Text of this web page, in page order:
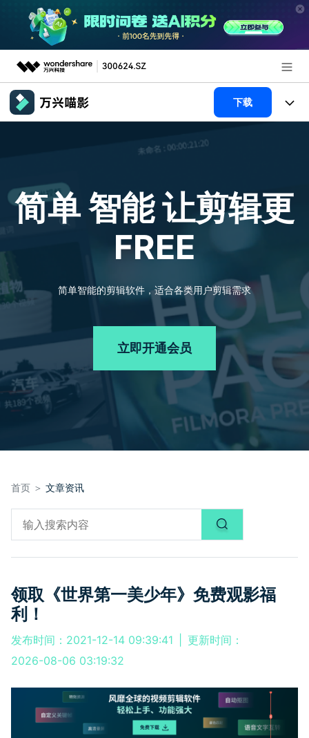
推荐产品
关于万兴
客服热线：4000-300624
下载
产品功能
视频/照片
AI 绘画
AI 视频续写
声音
文本
解决方案
专业创作人群
文章资讯
帮助中心
产品信息
立即购买
简单 智能让剪辑更
FREE
简单智能的剪辑软件，适合各类用户剪辑需求
立即开通会员
首页 ＞ 文章资讯
领取《世界第一美少年》免费观影福
利！
发布时间：2021-12-14 09:39:41
更新时间：
2026-08-06 03:19:32